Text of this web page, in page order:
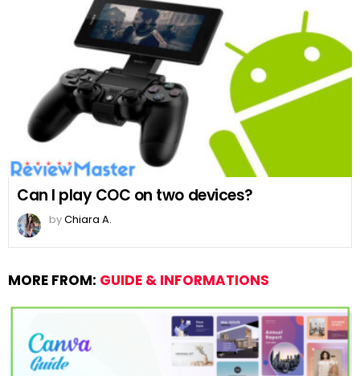
Can I play COC on two devices?
byChiara A.
MORE FROM: GUIDE & INFORMATIONS